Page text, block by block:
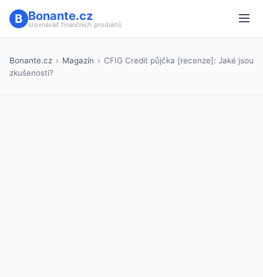
Bonante.cz
srovnávač finančních produktů
Bonante.cz › Magazín › CFIG Credit půjčka [recenze]: Jaké jsou
zkušenosti?